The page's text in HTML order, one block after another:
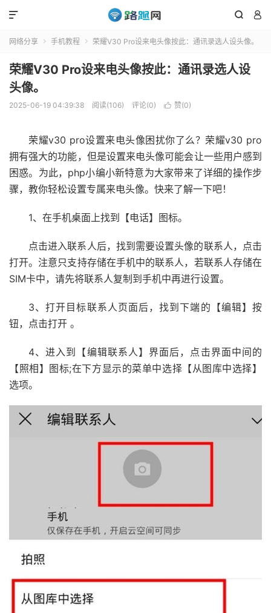
 

网络分享  手机教程  荣耀V30 Pro设来电头像按此：通讯录选人设头像。
荣耀V30 Pro设来电头像按此：通讯录选人设
头像。
2025-06-19 04:39:38 阅读(106) 评论(0)  赞(0)
荣耀v30 pro设置来电头像困扰你了么？荣耀v30 pro
拥有强大的功能，但是设置来电头像可能会让一些用户感到
困惑。为此，php小编小新特意为大家带来了详细的操作步
骤，教你轻松设置专属来电头像。快来了解一下吧！
1、在手机桌面上找到【电话】图标。
点击进入联系人后，找到需要设置头像的联系人，点击
打开。注意只支持存储在手机中的联系人，若联系人存储在
SIM卡中，请先将联系人复制到手机中再进行设置。
3、打开目标联系人页面后，找到下端的【编辑】按
钮，点击打开 。
4、进入到【编辑联系人】界面后，点击界面中间的
【照相】图标;在下方显示的菜单中选择【从图库中选择】
选项。